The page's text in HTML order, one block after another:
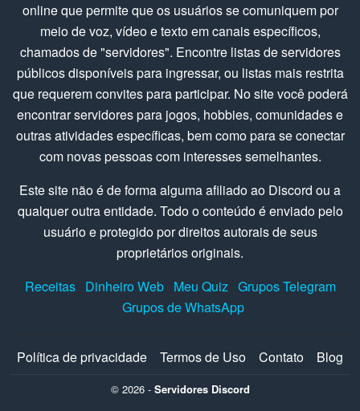
online que permite que os usuários se comuniquem por
meio de voz, vídeo e texto em canais específicos,
chamados de "servidores". Encontre listas de servidores
públicos disponíveis para ingressar, ou listas mais restrita
que requerem convites para participar. No site você poderá
encontrar servidores para jogos, hobbies, comunidades e
outras atividades específicas, bem como para se conectar
com novas pessoas com interesses semelhantes.
Este site não é de forma alguma afiliado ao Discord ou a
qualquer outra entidade. Todo o conteúdo é enviado pelo
usuário e protegido por direitos autorais de seus
proprietários originais.
Receitas Dinheiro Web Meu Quiz Grupos Telegram
Grupos de WhatsApp
Política de privacidade Termos de Uso Contato Blog
© 2026 - Servidores Discord